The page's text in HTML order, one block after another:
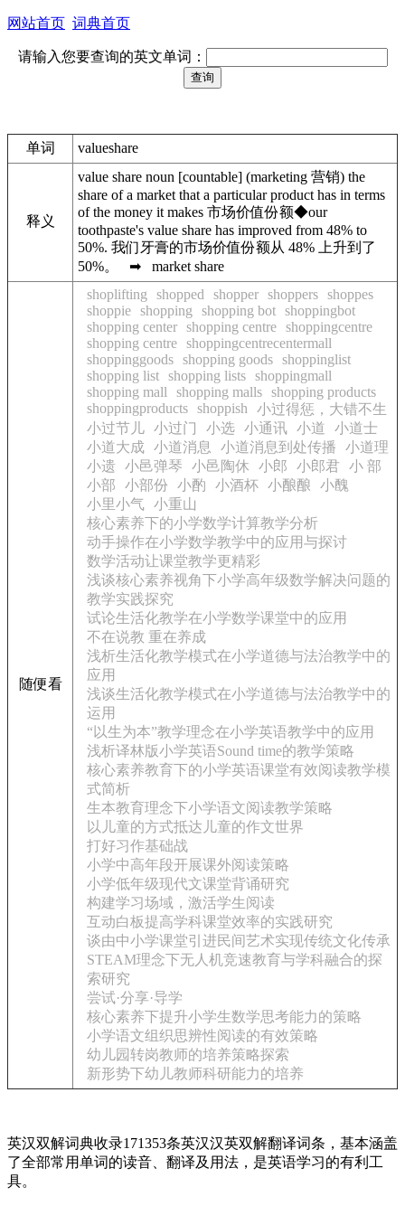
网站首页 词典首页
请输入您要查询的英文单词：
单词 valueshare
释义
value share noun [countable] (marketing 营销) the
share of a market that a particular product has in terms
of the money it makes 市场价值份额◆our
toothpaste's value share has improved from 48% to
50%. 我们牙膏的市场价值份额从 48% 上升到了
50%。 ➡ market share
随便看
shoplifting shopped shopper shoppers shoppes
shoppie shopping shopping bot shoppingbot
shopping center shopping centre shoppingcentre
shopping centre shoppingcentrecentermall
shoppinggoods shopping goods shoppinglist
shopping list shopping lists shoppingmall
shopping mall
shopping malls shopping products
shoppingproducts shoppish
小过得惩，大错不生
小过节儿 小过门 小选 小通讯 小道
小道士
小道大成 小道消息 小道消息到处传播
小道理
小遗
小邑弹琴 小邑陶休 小郎 小郎君
小 部
小部
小部份 小酌 小酒杯 小酿酿
小醜
小里小气 小重山
核心素养下的小学数学计算教学分析
动手操作在小学数学教学中的应用与探讨
数学活动让课堂教学更精彩
浅谈核心素养视角下小学高年级数学解决问题的
教学实践探究
试论生活化教学在小学数学课堂中的应用
不在说教 重在养成
浅析生活化教学模式在小学道德与法治教学中的
应用
浅谈生活化教学模式在小学道德与法治教学中的
运用
“以生为本”教学理念在小学英语教学中的应用
浅析译林版小学英语Sound time的教学策略
核心素养教育下的小学英语课堂有效阅读教学模
式简析
生本教育理念下小学语文阅读教学策略
以儿童的方式抵达儿童的作文世界
打好习作基础战
小学中高年段开展课外阅读策略
小学低年级现代文课堂背诵研究
构建学习场域，激活学生阅读
互动白板提高学科课堂效率的实践研究
谈由中小学课堂引进民间艺术实现传统文化传承
STEAM理念下无人机竞速教育与学科融合的探
索研究
尝试·分享·导学
核心素养下提升小学生数学思考能力的策略
小学语文组织思辨性阅读的有效策略
幼儿园转岗教师的培养策略探索
新形势下幼儿教师科研能力的培养
英汉双解词典收录171353条英汉汉英双解翻译词条，基本涵盖
了全部常用单词的读音、翻译及用法，是英语学习的有利工
具。